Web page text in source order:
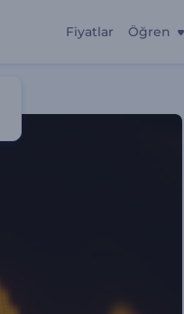
Fiyatlar Öğren